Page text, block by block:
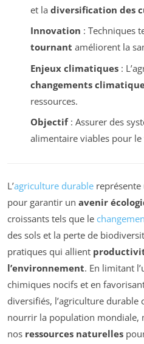
et la diversification des
Innovation : Techniques
tournant améliorent la
Enjeux climatiques:
changements
ressources.
Objectif: Assurer des
alimentaire viables pour
L’agriculture durable représente
pour garantir un avenir
croissants tels que le
des sols et la perte de
pratiques qui allient
l’environnement. En limitant
chimiques nocifs et en
diversifiés, l’agriculture
nourrir la population mondiale,
nos ressources naturelles